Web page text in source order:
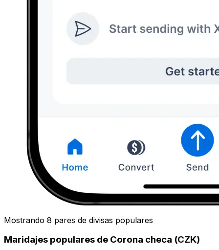
Mostrando 8 pares de divisas populares
Maridajes populares de Corona checa (CZK)